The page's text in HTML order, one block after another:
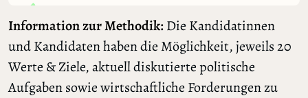
Information zur Methodik:Die Kandidatinnen
und Kandidaten haben die Möglichkeit, jeweils 20
Werte & Ziele, aktuell diskutierte politische
Aufgaben sowie wirtschaftliche Forderungen zu